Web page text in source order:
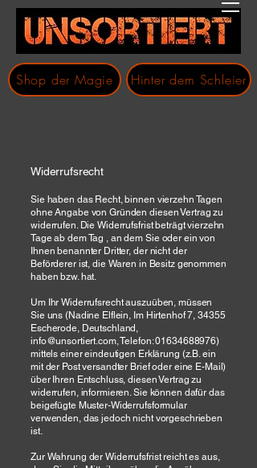
Shop der Magie Hinter dem Schleier
​Widerrufsrecht
Sie haben das Recht, binnen vierzehn Tagen
ohne Angabe von Gründen diesen Vertrag zu
widerrufen. Die Widerrufsfrist beträgt vierzehn
Tage ab dem Tag , an dem Sie oder ein von
Ihnen benannter Dritter, der nicht der
Beförderer ist, die Waren in Besitz genommen
haben bzw. hat.
Um Ihr Widerrufsrecht auszuüben, müssen
Sie uns (Nadine Elflein, Im Hirtenhof 7, 34355
Escherode, Deutschland,
info@unsortiert.com, Telefon:01634688976)
mittels einer eindeutigen Erklärung (z.B. ein
mit der Post versandter Brief oder eine E-Mail)
über Ihren Entschluss, diesen Vertrag zu
widerrufen, informieren. Sie können dafür das
beigefügte Muster-Widerrufsformular
verwenden, das jedoch nicht vorgeschrieben
ist.
Zur Wahrung der Widerrufsfrist reicht es aus,